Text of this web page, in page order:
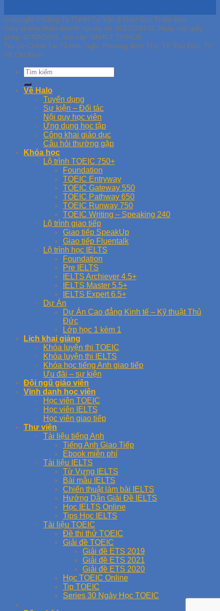
Copyright © Công Ty TNHH Tư Vấn & Giáo Dục Thiên Bảo
Giấy chứng nhận doanh nghiệp số: 0313739102, Ngày cấp giấy
phép: 07/04/2016, Nơi cấp: SKHDT TP.HCM
Trụ Sở Chính Tại 70 Hữu Nghị, Phường Bình Thọ, TP Thủ Đức, TP
Hồ Chí Minh
Về Halo
Tuyển dụng
Sự kiện – Đối tác
Nội quy học viên
Ứng dụng học tập
Công khai giáo dục
Câu hỏi thường gặp
Khóa học
Lộ trình TOEIC 750+
Foundation
TOEIC Entryway
TOEIC Gateway 550
TOEIC Pathway 650
TOEIC Runway 750
TOEIC Writing – Speaking 240
Lộ trình giao tiếp
Giao tiếp SpeakUp
Giao tiếp Fluentalk
Lộ trình học IELTS
Foundation
Pre IELTS
IELTS Archiever 4.5+
IELTS Master 5.5+
IELTS Expert 6.5+
Dự Án
Dự Án Cao đẳng Kinh tế – Kỹ thuật Thủ
Đức
Lớp học 1 kèm 1
Lịch khai giảng
Khóa luyện thi TOEIC
Khóa luyện thi IELTS
Khóa học tiếng Anh giao tiếp
Ưu đãi – sự kiện
Đội ngũ giáo viên
Vinh danh học viên
Học viên TOEIC
Học viên IELTS
Học viên giao tiếp
Thư viện
Tài liệu tiếng Anh
Tiếng Anh Giao Tiếp
Ebook miễn phí
Tài liệu IELTS
Từ Vựng IELTS
Bài mẫu IELTS
Chiến thuật làm bài IELTS
Hướng Dẫn Giải Đề IELTS
Học IELTS Online
Tips Học IELTS
Tài liệu TOEIC
Đề thi thử TOEIC
Giải đề TOEIC
Giải đề ETS 2019
Giải đề ETS 2021
Giải đề ETS 2020
Học TOEIC Online
Tip TOEIC
Series 30 Ngày Học TOEIC